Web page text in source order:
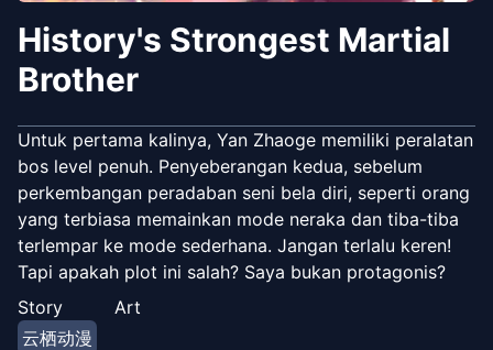
History's Strongest Martial
Brother
Untuk pertama kalinya, Yan Zhaoge memiliki peralatan
bos level penuh. Penyeberangan kedua, sebelum
perkembangan peradaban seni bela diri, seperti orang
yang terbiasa memainkan mode neraka dan tiba-tiba
terlempar ke mode sederhana. Jangan terlalu keren!
Tapi apakah plot ini salah? Saya bukan protagonis?
Tapi penjahat Gao Fushuai yang bersaing dengan
protagonis?
Story
云栖动漫
Art